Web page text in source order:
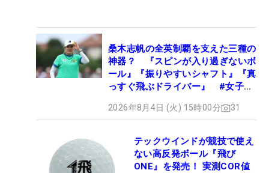
桑木志帆の全英制覇を支えた三種の
神器？ 『スピンが入り過ぎないボ
ール』『振りやすいシャフト』『真
っすぐ飛ぶドライバー』 #女子プ
2026年8月4日 (火) 15時00分 31
テックウインドが競技で使え
ない高反発ボール『飛び
ONE』を発売！ 実測COR値